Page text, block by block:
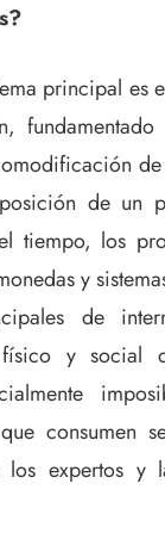
principal es
de un
tiempo, los
y
de
físico y social
consumen
los expertos y